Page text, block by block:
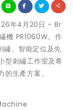
年4月20日 - Br
機 PR1060W。作
繡、智能定位及先
型刺繡工作室及希
生產方案。